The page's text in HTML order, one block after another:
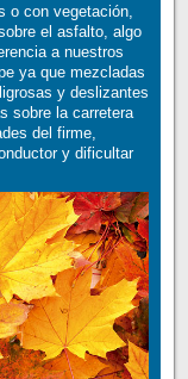
o con vegetación,
el asfalto, algo
a nuestros
ya que mezcladas
y deslizantes
sobre la carretera
del firme,
y dificultar